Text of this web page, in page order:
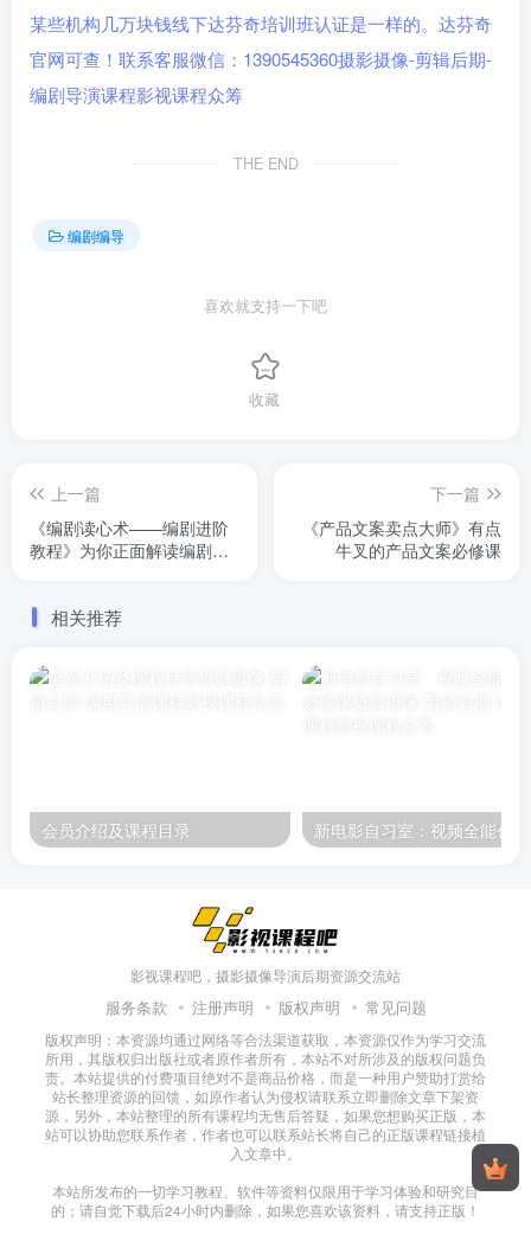
THE END
编剧编导
喜欢就支持一下吧
收藏
上一篇
《编剧读心术——编剧进阶
教程》为你正面解读编剧的
下一篇
《产品文案卖点大师》有点
牛叉的产品文案必修课
相关推荐
会员介绍及课程目录
影视课程吧，摄影摄像导演后期资源交流站
服务条款 注册声明 版权声明 常见问题
版权声明：本资源均通过网络等合法渠道获取，本资源仅作为学习交流
所用，其版权归出版社或者原作者所有，本站不对所涉及的版权问题负
责。本站提供的付费项目绝对不是商品价格，而是一种用户赞助打赏给
站长整理资源的回馈，如原作者认为侵权请联系立即删除文章下架资
源，另外，本站整理的所有课程均无售后答疑，如果您想购买正版，本
站可以协助您联系作者，作者也可以联系站长将自己的正版课程链接植
入文章中。
本站所发布的一切学习教程、软件等资料仅限用于学习体验和研究目
的；请自觉下载后24小时内删除，如果您喜欢该资料，请支持正版！